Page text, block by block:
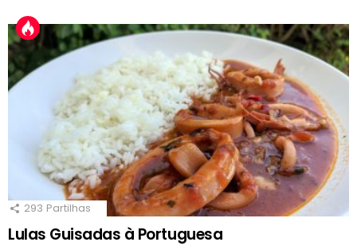
293 Partilhas
Lulas Guisadas à Portuguesa